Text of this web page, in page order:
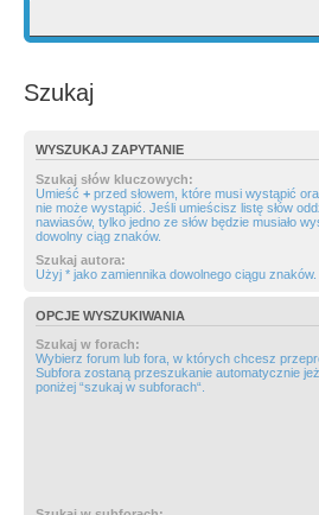
Szukaj
WYSZUKAJ ZAPYTANIE
Szukaj słów kluczowych:
Umieść + przed słowem, które musi wystąpić
nie może wystąpić. Jeśli umieścisz listę słów
nawiasów, tylko jedno ze słów będzie musiało
dowolny ciąg znaków.
Szukaj autora:
Użyj * jako zamiennika dowolnego ciągu znaków.
OPCJE WYSZUKIWANIA
Szukaj w forach:
Wybierz forum lub fora, w których chcesz
Subfora zostaną przeszukanie automatycznie
poniżej “szukaj w subforach“.